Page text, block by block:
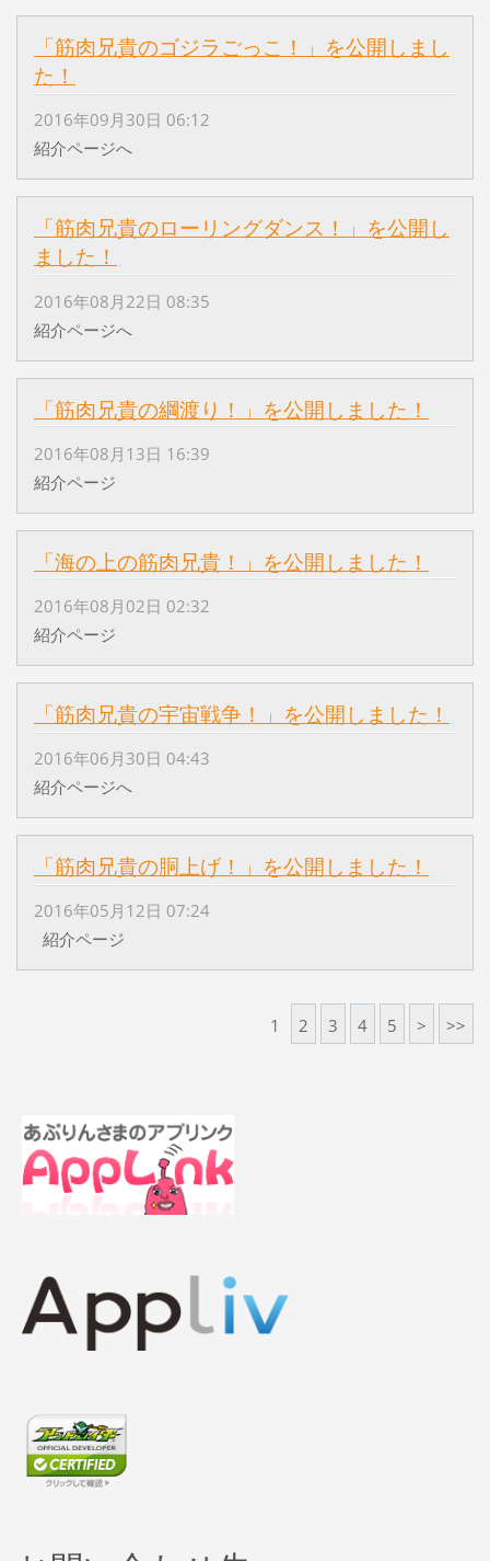
「筋肉兄貴のゴジラごっこ！」を公開しまし
た！
2016年09月30日 06:12
紹介ページへ
「筋肉兄貴のローリングダンス！」を公開し
ました！
2016年08月22日 08:35
紹介ページへ
「筋肉兄貴の綱渡り！」を公開しました！
2016年08月13日 16:39
紹介ページ
「海の上の筋肉兄貴！」を公開しました！
2016年08月02日 02:32
紹介ページ
「筋肉兄貴の宇宙戦争！」を公開しました！
2016年06月30日 04:43
紹介ページへ
「筋肉兄貴の胴上げ！」を公開しました！
2016年05月12日 07:24
紹介ページ
1 2 3 4 5 > >>